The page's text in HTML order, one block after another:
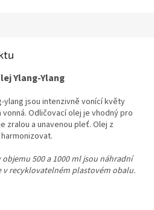
Ylang-Ylang
ylang jsou intenzivně vonící květy
Odličovací olej je vhodný pro
zralou a unavenou pleť. Olej z
500 a 1000 ml jsou náhradní
v recyklovatelném plastovém obalu.